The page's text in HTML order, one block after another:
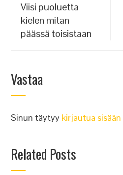
Viisi puoluetta
kielen mitan
päässä toisistaan
Vastaa
Sinun täytyy kirjautua sisään
Related Posts